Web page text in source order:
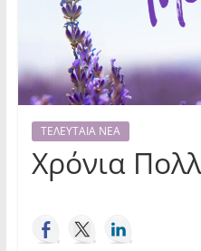
ΤΕΛΕΥΤΑΙΑ ΝΕΑ
Χρόνια